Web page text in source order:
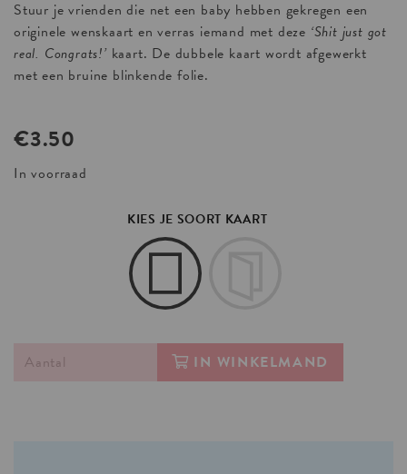
Stuur je vrienden die net een baby hebben gekregen een
originele wenskaart en verras iemand met deze ‘Shit just got
real. Congrats!’ kaart. De dubbele kaart wordt afgewerkt
met een bruine blinkende folie.
€3.50
In voorraad
KIES JE SOORT KAART
IN WINKELMAND